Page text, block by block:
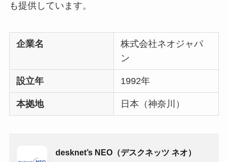
も提供しています。
企業名
株式会社ネオジャパ
ン
設立年 1992年
本拠地 日本（神奈川）
desknet’s NEO（デスクネッツ ネオ）